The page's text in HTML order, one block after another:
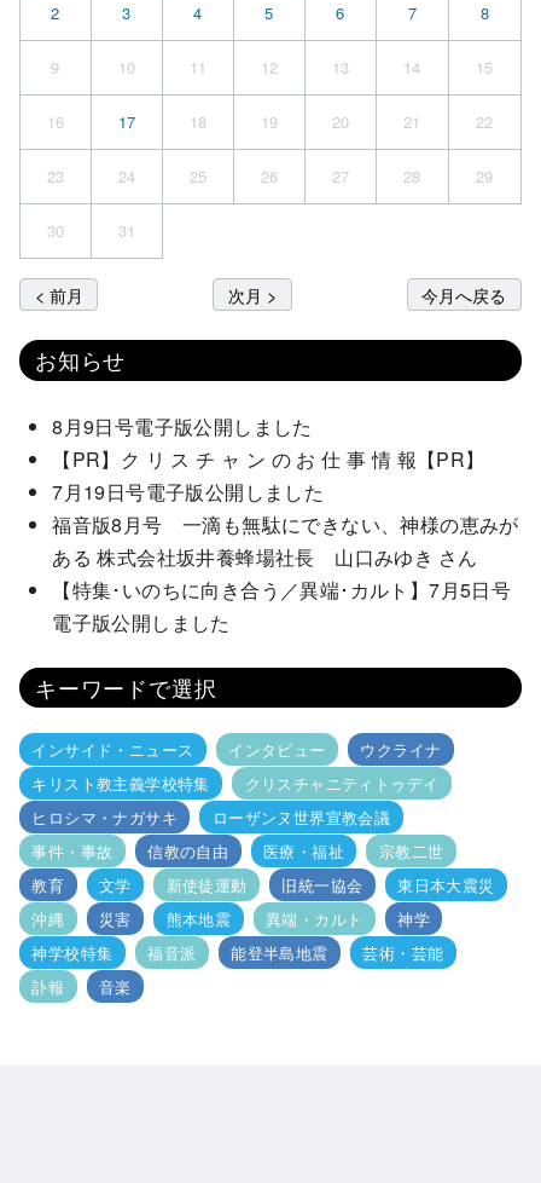
2 3 4 5 6 7 8
9 10 11 12 13 14 15
16 17 18 19 20 21 22
23 24 25 26 27 28 29
30 31
< 前月 次月 > 今月へ戻る
お知らせ
8月9日号電子版公開しました
【PR】ク リ ス チ ャ ン の お 仕 事 情 報【PR】
7月19日号電子版公開しました
福音版8月号 一滴も無駄にできない、神様の恵みが
ある 株式会社坂井養蜂場社長 山口みゆき さん
【特集･いのちに向き合う／異端･カルト】7月5日号
電子版公開しました
キーワードで選択
インサイド・ニュース インタビュー
ウクライナ
キリスト教主義学校特集
クリスチャニティトゥデイ
ヒロシマ・ナガサキ
ローザンヌ世界宣教会議
事件・事故
信教の自由 医療・福祉
宗教二世
教育
文学 新使徒運動 旧統一協会
東日本大震災
沖縄
災害 熊本地震 異端・カルト
神学
神学校特集
福音派 能登半島地震
芸術・芸能
訃報
音楽